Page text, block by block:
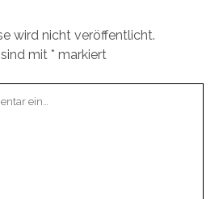
wird nicht veröffentlicht.
mit * markiert